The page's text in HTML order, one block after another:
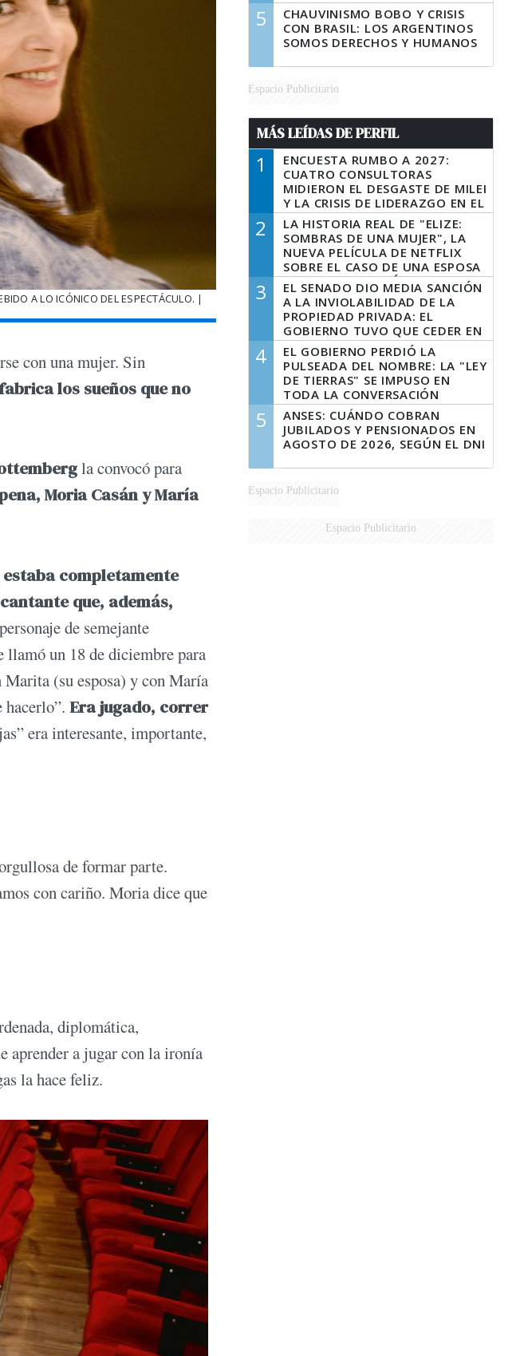
A LO ICÓNICO DEL ESPECTÁCULO. |
con una mujer. Sin
los sueños que no
la convocó para
Moria Casán y María
completamente
que, además,
de semejante
llamó un 18 de diciembre para
(su esposa) y con María
hacerlo”. Era jugado, correr
era interesante, importante,
de formar parte.
con cariño. Moria dice que
diplomática,
aprender a jugar con la ironía
la hace feliz.
5
CHAUVINISMO BOBO Y CRISIS
CON BRASIL: LOS ARGENTINOS
SOMOS DERECHOS Y HUMANOS
Espacio Publicitario
MÁS LEÍDAS DE PERFIL
1
ENCUESTA RUMBO A 2027:
CUATRO CONSULTORAS
MIDIERON EL DESGASTE DE MILEI
Y LA CRISIS DE LIDERAZGO EN EL
PERONISMO
2
LA HISTORIA REAL DE "ELIZE:
SOMBRAS DE UNA MUJER", LA
NUEVA PELÍCULA DE NETFLIX
SOBRE EL CASO DE UNA ESPOSA
QUE DESCUARTIZÓ A SU
MARIDO
3
EL SENADO DIO MEDIA SANCIÓN
A LA INVIOLABILIDAD DE LA
PROPIEDAD PRIVADA: EL
GOBIERNO TUVO QUE CEDER EN
LA LEY DEL MANEJO DEL FUEGO
4
EL GOBIERNO PERDIÓ LA
PULSEADA DEL NOMBRE: LA "LEY
DE TIERRAS" SE IMPUSO EN
TODA LA CONVERSACIÓN
DIGITAL
5
ANSES: CUÁNDO COBRAN
JUBILADOS Y PENSIONADOS EN
AGOSTO DE 2026, SEGÚN EL DNI
Espacio Publicitario
Espacio Publicitario